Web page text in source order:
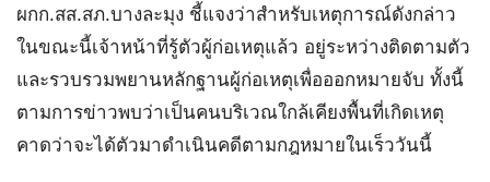
ผกก.สส.สภ.บางละมุง ชี้แจงว่าสำหรับเหตุการณ์ดังกล่าว
ในขณะนี้เจ้าหน้าที่รู้ตัวผู้ก่อเหตุแล้ว อยู่ระหว่างติดตามตัว
และรวบรวมพยานหลักฐานผู้ก่อเหตุเพื่อออกหมายจับ ทั้งนี้
ตามการข่าวพบว่าเป็นคนบริเวณใกล้เคียงพื้นที่เกิดเหตุ
คาดว่าจะได้ตัวมาดำเนินคดีตามกฎหมายในเร็ววันนี้